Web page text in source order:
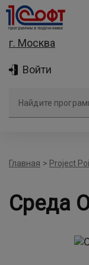
г. Москва
Войти
Главная > Project
Среда